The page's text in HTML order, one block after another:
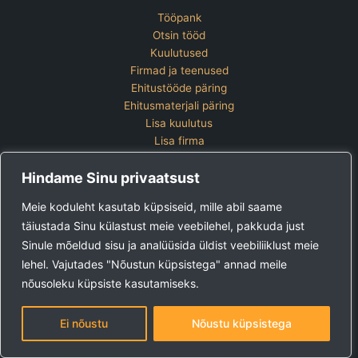
Hindame Sinu privaatsust
Meie koduleht kasutab küpsiseid, mille abil saame
täiustada Sinu külastust meie veebilehel, pakkuda just
Sinule mõeldud sisu ja analüüsida üldist veebiliiklust meie
lehel. Vajutades "Nõustun küpsistega" annad meile
nõusoleku küpsiste kasutamiseks.
Ei nõustu Nõustu küpsistega
Tööpank
Otsin tööd
Kuulutused
Firmad ja teenused
Ehitustööde päring
Ehitusmaterjali päring
Lisa kuulutus
Lisa firma
Kontakt
Lisa kuulutus
Vaata ettevõtete pakette
Ehitus24 OÜ
Tel:+372 5123 867 (E-R 9-15)
E-post: kuulutused@ehitus24.ee
Copyright © 2026 Ehitus24